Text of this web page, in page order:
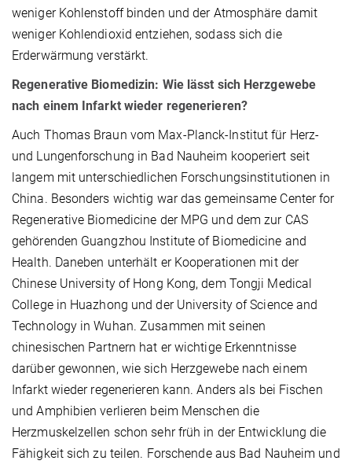
weniger Kohlenstoff binden und der Atmosphäre damit
weniger Kohlendioxid entziehen, sodass sich die
Erderwärmung verstärkt.
Regenerative Biomedizin: Wie lässt sich Herzgewebe
nach einem Infarkt wieder regenerieren?
Auch Thomas Braun vom Max-Planck-Institut für Herz-
und Lungenforschung in Bad Nauheim kooperiert seit
langem mit unterschiedlichen Forschungsinstitutionen in
China. Besonders wichtig war das gemeinsame Center for
Regenerative Biomedicine der MPG und dem zur CAS
gehörenden Guangzhou Institute of Biomedicine and
Health. Daneben unterhält er Kooperationen mit der
Chinese University of Hong Kong, dem Tongji Medical
College in Huazhong und der University of Science and
Technology in Wuhan. Zusammen mit seinen
chinesischen Partnern hat er wichtige Erkenntnisse
darüber gewonnen, wie sich Herzgewebe nach einem
Infarkt wieder regenerieren kann. Anders als bei Fischen
und Amphibien verlieren beim Menschen die
Herzmuskelzellen schon sehr früh in der Entwicklung die
Fähigkeit sich zu teilen. Forschende aus Bad Nauheim und